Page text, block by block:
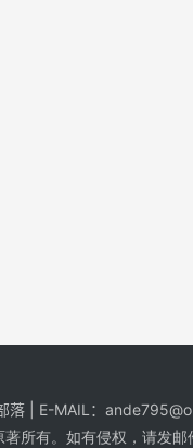
落 | E-MAIL：
所有。如有侵权，请发邮